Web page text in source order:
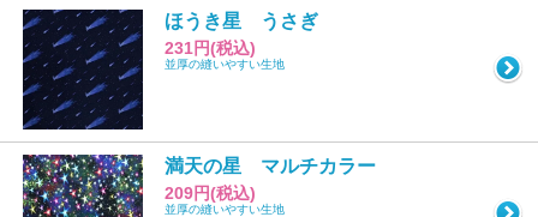
ほうき星 うさぎ
231円(税込)
並厚の縫いやすい生地
満天の星 マルチカラー
209円(税込)
並厚の縫いやすい生地